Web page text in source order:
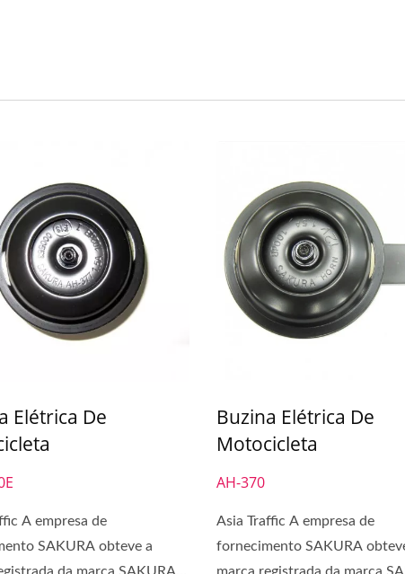
Elétrica De
A empresa de
SAKURA obteve a
Buzina Elétrica De
Motocicleta
AH-370
Asia Traffic A empresa de
fornecimento SAKURA